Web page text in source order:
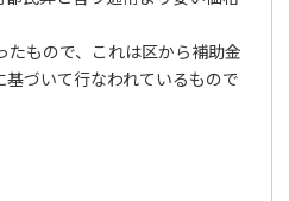
もので、これは区から補助金
づいて行なわれているもので